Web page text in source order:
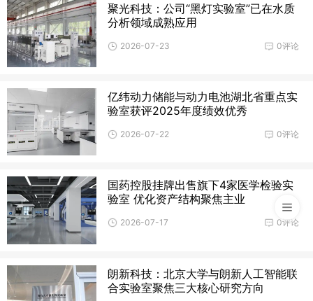
聚光科技：公司“黑灯实验室”已在水质
分析领域成熟应用
0评论
2026-07-23
亿纬动力储能与动力电池湖北省重点实
验室获评2025年度绩效优秀
0评论
2026-07-22
国药控股挂牌出售旗下4家医学检验实
验室 优化资产结构聚焦主业
0评论
2026-07-17
朗新科技：北京大学与朗新人工智能联
合实验室聚焦三大核心研究方向